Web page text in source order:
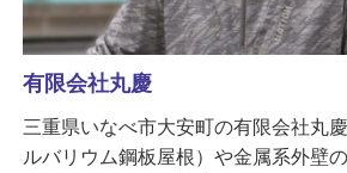
有限会社丸慶
三重県いなべ市大安町の有限会社丸
ルバリウム鋼板屋根）や金属系外壁